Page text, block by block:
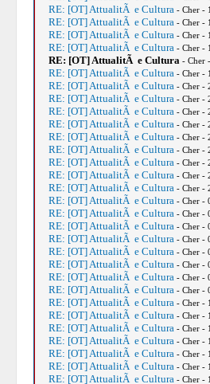
RE: [OT] AttualitÃ e Cultura - Cher -
RE: [OT] AttualitÃ e Cultura - Cher -
RE: [OT] AttualitÃ e Cultura - Cher -
RE: [OT] AttualitÃ e Cultura - Cher -
RE: [OT] AttualitÃ e Cultura - Cher
RE: [OT] AttualitÃ e Cultura - Cher -
RE: [OT] AttualitÃ e Cultura - Cher -
RE: [OT] AttualitÃ e Cultura - Cher -
RE: [OT] AttualitÃ e Cultura - Cher -
RE: [OT] AttualitÃ e Cultura - Cher -
RE: [OT] AttualitÃ e Cultura - Cher -
RE: [OT] AttualitÃ e Cultura - Cher -
RE: [OT] AttualitÃ e Cultura - Cher -
RE: [OT] AttualitÃ e Cultura - Cher -
RE: [OT] AttualitÃ e Cultura - Cher -
RE: [OT] AttualitÃ e Cultura - Cher -
RE: [OT] AttualitÃ e Cultura - Cher -
RE: [OT] AttualitÃ e Cultura - Cher -
RE: [OT] AttualitÃ e Cultura - Cher -
RE: [OT] AttualitÃ e Cultura - Cher -
RE: [OT] AttualitÃ e Cultura - Cher -
RE: [OT] AttualitÃ e Cultura - Cher -
RE: [OT] AttualitÃ e Cultura - Cher -
RE: [OT] AttualitÃ e Cultura - Cher -
RE: [OT] AttualitÃ e Cultura - Cher -
RE: [OT] AttualitÃ e Cultura - Cher -
RE: [OT] AttualitÃ e Cultura - Cher -
RE: [OT] AttualitÃ e Cultura - Cher -
RE: [OT] AttualitÃ e Cultura - Cher -
RE: [OT] AttualitÃ e Cultura - Cher -